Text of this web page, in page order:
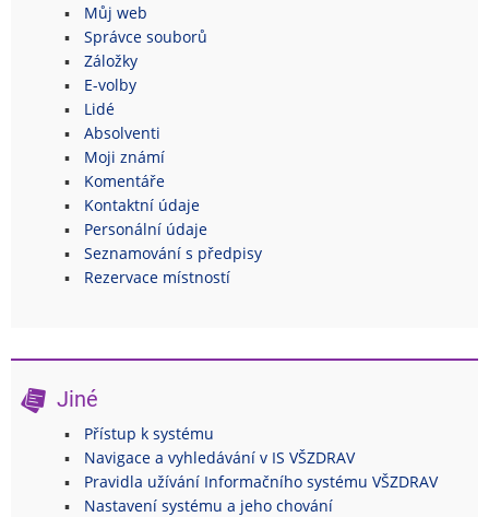
Můj web
Správce souborů
Záložky
E-volby
Lidé
Absolventi
Moji známí
Komentáře
Kontaktní údaje
Personální údaje
Seznamování s předpisy
Rezervace místností
Jiné
Přístup k systému
Navigace a vyhledávání v IS VŠZDRAV
Pravidla užívání Informačního systému VŠZDRAV
Nastavení systému a jeho chování